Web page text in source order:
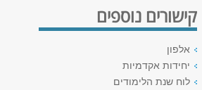
קישורים נוספים
אלפון
יחידות אקדמיות
לוח שנת הלימודים